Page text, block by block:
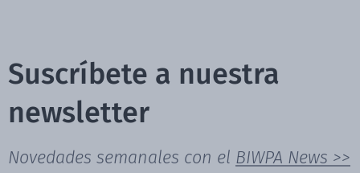
Suscríbete a nuestra
newsletter
Novedades semanales con el BIWPA News >>